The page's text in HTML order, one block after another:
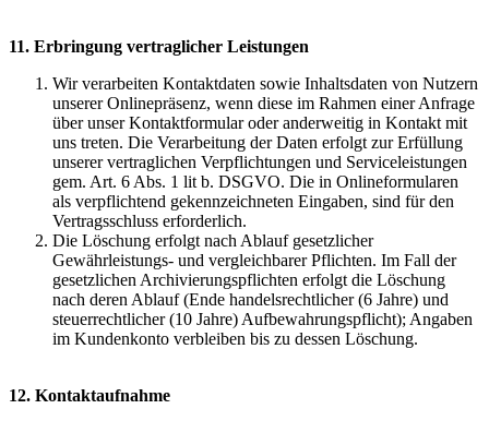
11. Erbringung vertraglicher Leistungen
Wir verarbeiten Kontaktdaten sowie Inhaltsdaten von Nutzern
unserer Onlinepräsenz, wenn diese im Rahmen einer Anfrage
über unser Kontaktformular oder anderweitig in Kontakt mit
uns treten. Die Verarbeitung der Daten erfolgt zur Erfüllung
unserer vertraglichen Verpflichtungen und Serviceleistungen
gem. Art. 6 Abs. 1 lit b. DSGVO. Die in Onlineformularen
als verpflichtend gekennzeichneten Eingaben, sind für den
Vertragsschluss erforderlich.
Die Löschung erfolgt nach Ablauf gesetzlicher
Gewährleistungs- und vergleichbarer Pflichten. Im Fall der
gesetzlichen Archivierungspflichten erfolgt die Löschung
nach deren Ablauf (Ende handelsrechtlicher (6 Jahre) und
steuerrechtlicher (10 Jahre) Aufbewahrungspflicht); Angaben
im Kundenkonto verbleiben bis zu dessen Löschung.
12. Kontaktaufnahme